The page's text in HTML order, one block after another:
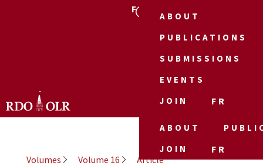
FR
ABOUT
PUBLICATIONS
SUBMISSIONS
EVENTS
JOIN
FR
ABOUT
JOIN
FR
Volumes
Volume 16 Article